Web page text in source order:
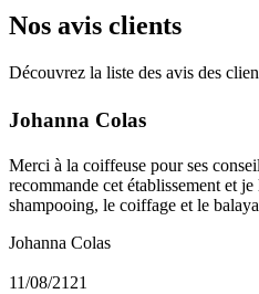
Nos avis clients
Découvrez la liste des avis des
Johanna Colas
Merci à la coiffeuse pour ses
recommande cet établissement et
shampooing, le coiffage et le
Johanna Colas
11/08/2121